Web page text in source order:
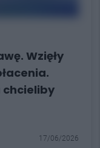
Wzięły
chcieliby
17/06/2026